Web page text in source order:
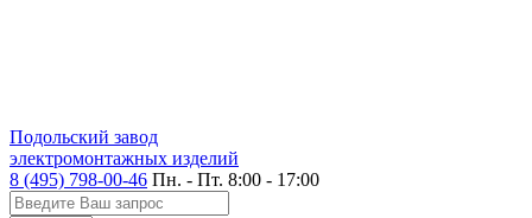
Подольский завод
электромонтажных изделий
8 (495) 798-00-46 Пн. - Пт. 8:00 - 17:00